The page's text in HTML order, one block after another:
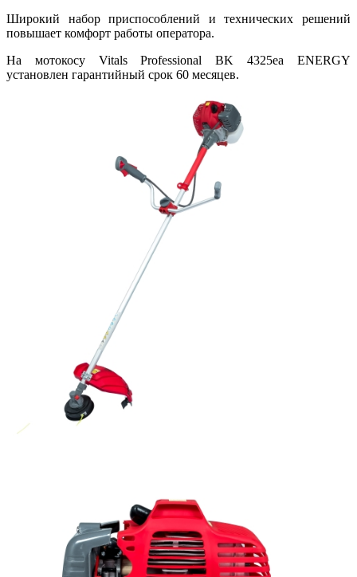
Широкий набор приспособлений и технических решений
повышает комфорт работы оператора.
На мотокосу Vitals Professional BK 4325ea ENERGY
установлен гарантийный срок 60 месяцев.